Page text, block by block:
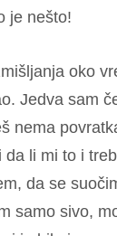
je nešto!
oko
Jedva sam
nema
li mi to i
da se
samo sivo,